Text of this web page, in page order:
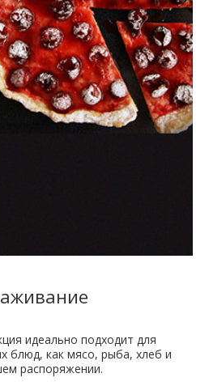
идеально подходит для
блюд, как мясо, рыба, хлеб и
распоряжении.